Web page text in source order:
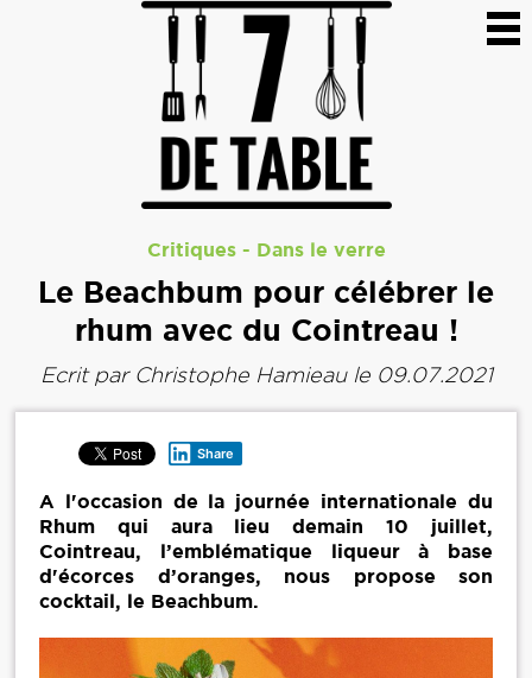
Critiques- Dans le verre
Le Beachbum pour célébrer le
rhum avec du Cointreau !
Ecrit par Christophe Hamieaule 09.07.2021
Share
A l'occasion de la journée internationale du
Rhum qui aura lieu demain 10 juillet,
Cointreau, l’emblématique liqueur à base
d'écorces d’oranges, nous propose son
cocktail, le Beachbum.